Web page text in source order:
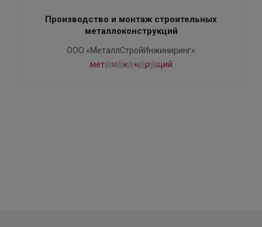
Производство и монтаж строительных
металлоконструкций
ООО «МеталлСтройИнжиниринг»